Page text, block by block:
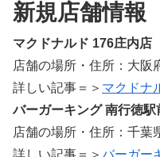
新規店舗情報
マクドナルド 176庄内店
店舗の場所・住所：大阪
詳しい記事＝＞ マクドナ
バーガーキング 南行徳駅
店舗の場所・住所：千葉